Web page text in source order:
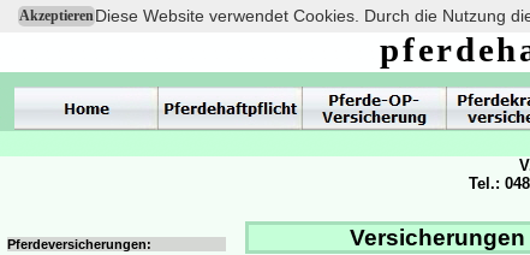
AkzeptierenDiese Website verwendet Cookies. Durch die Nutzung
Pferdeversicherungen:
Tel.: